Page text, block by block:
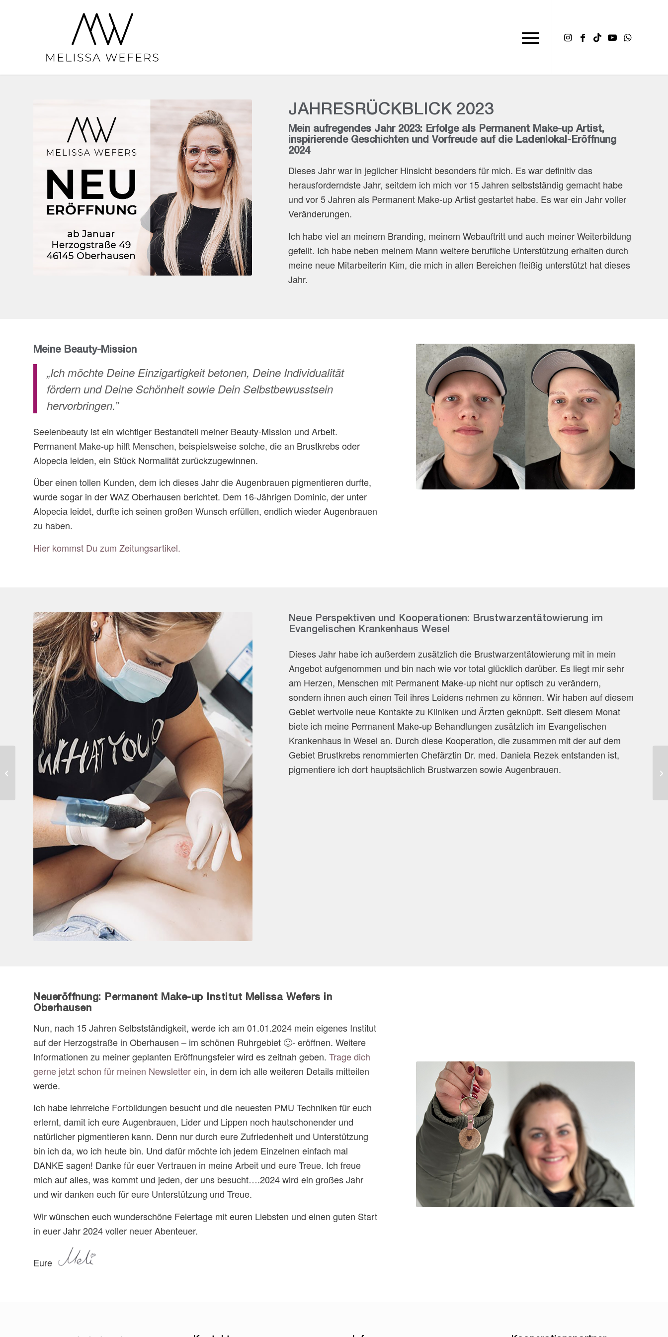
JAHRESRÜCKBLICK 2023
Mein aufregendes Jahr 2023: Erfolge als Permanent Make-up Artist,
inspirierende Geschichten und Vorfreude auf die Ladenlokal-Eröffnung
2024
Dieses Jahr war in jeglicher Hinsicht besonders für mich. Es war definitiv das
herausforderndste Jahr, seitdem ich mich vor 15 Jahren selbstständig gemacht habe
und vor 5 Jahren als Permanent Make-up Artist gestartet habe. Es war ein Jahr voller
Veränderungen.
Ich habe viel an meinem Branding, meinem Webauftritt und auch meiner Weiterbildung
gefeilt. Ich habe neben meinem Mann weitere berufliche Unterstützung erhalten durch
meine neue Mitarbeiterin Kim, die mich in allen Bereichen fleißig unterstützt hat dieses
Jahr.
Meine Beauty-Mission
„Ich möchte Deine Einzigartigkeit betonen, Deine Individualität
fördern und Deine Schönheit sowie Dein Selbstbewusstsein
hervorbringen.”
Seelenbeauty ist ein wichtiger Bestandteil meiner Beauty-Mission und Arbeit.
Permanent Make-up hilft Menschen, beispielsweise solche, die an Brustkrebs oder
Alopecia leiden, ein Stück Normalität zurückzugewinnen.
Über einen tollen Kunden, dem ich dieses Jahr die Augenbrauen pigmentieren durfte,
wurde sogar in der WAZ Oberhausen berichtet. Dem 16-Jährigen Dominic, der unter
Alopecia leidet, durfte ich seinen großen Wunsch erfüllen, endlich wieder Augenbrauen
zu haben.
Hier kommst Du zum Zeitungsartikel.
Neue Perspektiven und Kooperationen: Brustwarzentätowierung im
Evangelischen Krankenhaus Wesel
Dieses Jahr habe ich außerdem zusätzlich die Brustwarzentätowierung mit in mein
Angebot aufgenommen und bin nach wie vor total glücklich darüber. Es liegt mir sehr
am Herzen, Menschen mit Permanent Make-up nicht nur optisch zu verändern,
sondern ihnen auch einen Teil ihres Leidens nehmen zu können. Wir haben auf diesem
Gebiet wertvolle neue Kontakte zu Kliniken und Ärzten geknüpft. Seit diesem Monat
biete ich meine Permanent Make-up Behandlungen zusätzlich im Evangelischen
Krankenhaus in Wesel an. Durch diese Kooperation, die zusammen mit der auf dem
Gebiet Brustkrebs renommierten Chefärztin Dr. med. Daniela Rezek entstanden ist,
pigmentiere ich dort hauptsächlich Brustwarzen sowie Augenbrauen.
Neueröffnung: Permanent Make-up Institut Melissa Wefers in
Oberhausen
Nun, nach 15 Jahren Selbstständigkeit, werde ich am 01.01.2024 mein eigenes Institut
auf der Herzogstraße in Oberhausen – im schönen Ruhrgebiet 🙂- eröffnen. Weitere
Informationen zu meiner geplanten Eröffnungsfeier wird es zeitnah geben. Trage dich
gerne jetzt schon für meinen Newsletter ein, in dem ich alle weiteren Details mitteilen
werde.
Ich habe lehrreiche Fortbildungen besucht und die neuesten PMU Techniken für euch
erlernt, damit ich eure Augenbrauen, Lider und Lippen noch hautschonender und
natürlicher pigmentieren kann. Denn nur durch eure Zufriedenheit und Unterstützung
bin ich da, wo ich heute bin. Und dafür möchte ich jedem Einzelnen einfach mal
DANKE sagen! Danke für euer Vertrauen in meine Arbeit und eure Treue. Ich freue
mich auf alles, was kommt und jeden, der uns besucht….2024 wird ein großes Jahr
und wir danken euch für eure Unterstützung und Treue.
Wir wünschen euch wunderschöne Feiertage mit euren Liebsten und einen guten Start
in euer Jahr 2024 voller neuer Abenteuer.
Eure
Perfekter Rahmen für
Deine Schönheit: Alles,